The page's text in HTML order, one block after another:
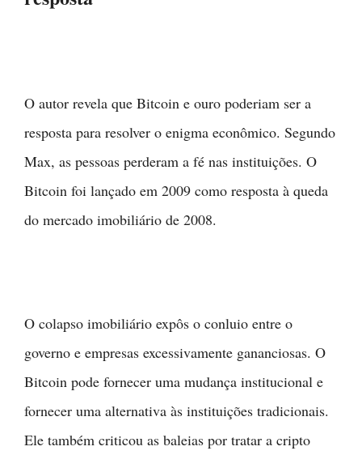
O autor revela que Bitcoin e ouro poderiam ser a
resposta para resolver o enigma econômico. Segundo
Max, as pessoas perderam a fé nas instituições. O
Bitcoin foi lançado em 2009 como resposta à queda
do mercado imobiliário de 2008.
O colapso imobiliário expôs o conluio entre o
governo e empresas excessivamente gananciosas. O
Bitcoin pode fornecer uma mudança institucional e
fornecer uma alternativa às instituições tradicionais.
Ele também criticou as baleias por tratar a cripto